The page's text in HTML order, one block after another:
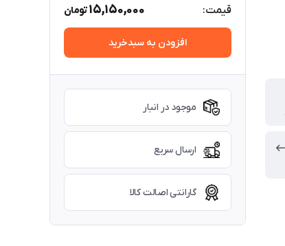
قیمت: 15,150,000تومان
افزودن به سبدخرید
موجود در انبار
ارسال سریع
گارانتی اصالت کالا